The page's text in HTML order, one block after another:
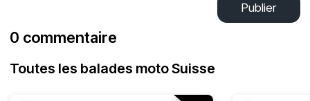
Publier
0 commentaire
Toutes les balades moto Suisse